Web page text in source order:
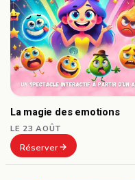
La magie des emotions
LE 23 AOÛT
Réserver